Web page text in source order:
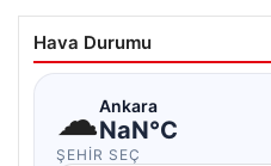
Hava Durumu
☁Ankara
NaN°C
ŞEHIR SEÇ